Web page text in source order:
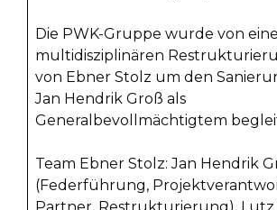
Die PWK-Gruppe wurde von
multidisziplinären
von Ebner Stolz um den
Jan Hendrik Groß als
Generalbevollmächtigtem
Team Ebner Stolz: Jan Hendrik
(Federführung,